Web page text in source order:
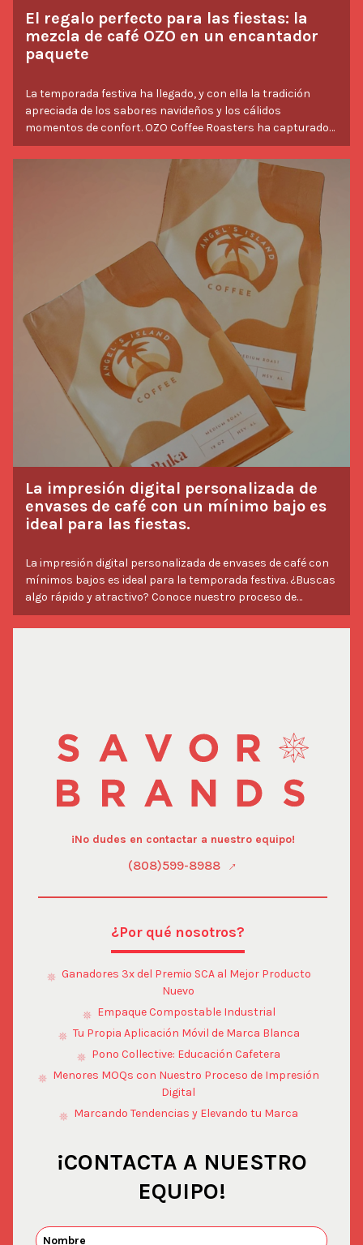
El regalo perfecto para las fiestas: la
mezcla de café OZO en un encantador
paquete
La temporada festiva ha llegado, y con ella la tradición
apreciada de los sabores navideños y los cálidos
momentos de confort. OZO Coffee Roasters ha capturado
la esencia de las fiestas en su Mezcla Navideña 2024, un
café que encarna el espíritu de la temporada en cada
sorbo. Diseñada con cuidado y elaborada con precisión, la
Mezcla Navideña es más que un café: es una experiencia
sensorial. Presentada en un elegante paquete negro
por su moderna elegancia y estética limpia, convirtiéndola
en el regalo perfecto o una adición especial a tu colección
La impresión digital personalizada de
envases de café con un mínimo bajo es
ideal para las fiestas.
La impresión digital personalizada de envases de café con
mínimos bajos es ideal para la temporada festiva. ¿Buscas
algo rápido y atractivo? Conoce nuestro proceso de
impresión DIGITAL. Desde su lanzamiento, hemos ayudado a
socios a crear empaques de café de gran calidad con
proyecto o en muestras? ¡Contáctanos hoy!
¡No dudes en contactar a nuestro equipo!
(808)599-8988
¿Por qué nosotros?
Ganadores 3x del Premio SCA al Mejor Producto
Nuevo
Empaque Compostable Industrial
Tu Propia Aplicación Móvil de Marca Blanca
Pono Collective: Educación Cafetera
Menores MOQs con Nuestro Proceso de Impresión
Digital
Marcando Tendencias y Elevando tu Marca
¡CONTACTA A NUESTRO
EQUIPO!